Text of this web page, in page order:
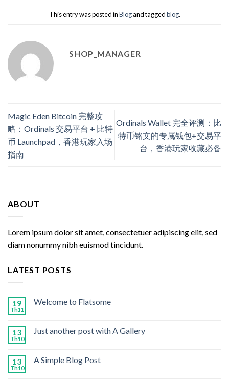
This entry was posted inBlogand taggedblog.
SHOP_MANAGER
Magic Eden Bitcoin 完整攻
略：Ordinals 交易平台 + 比特
币 Launchpad，香港玩家入场
指南
Ordinals Wallet 完全评测：比
特币铭文的专属钱包+交易平
台，香港玩家收藏必备
ABOUT
Lorem ipsum dolor sit amet, consectetuer adipiscing elit, sed
diam nonummy nibh euismod tincidunt.
LATEST POSTS
19
Th11
Welcome to Flatsome
13
Th10
Just another post with A Gallery
13
Th10
A Simple Blog Post